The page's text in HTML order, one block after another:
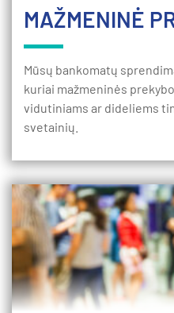
MAŽMENINĖ
Mūsų bankomatų
kuriai mažmeninės
vidutiniams ar dideliems
svetainių.